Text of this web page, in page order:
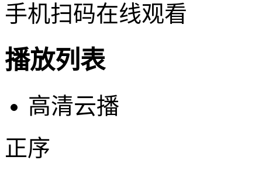
手机扫码在线观看
播放列表
高清云播
正序